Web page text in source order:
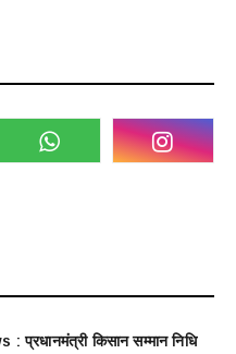
किसान सम्मान निधि